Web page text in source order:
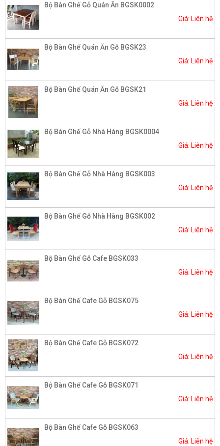
Bộ Bàn Ghế Gỗ Quán Ăn BGSK0002
Giá: Liên hệ
Bộ Bàn Ghế Quán Ăn Gỗ BGSK23
Giá: Liên hệ
Bộ Bàn Ghế Quán Ăn Gỗ BGSK21
Giá: Liên hệ
Bộ Bàn Ghế Gỗ Nhà Hàng BGSK0004​
Giá: Liên hệ
Bộ Bàn Ghế Gỗ Nhà Hàng BGSK003
Giá: Liên hệ
Bộ Bàn Ghế Gỗ Nhà Hàng BGSK002​
Giá: Liên hệ
Bộ Bàn Ghế Gỗ Cafe BGSK033
Giá: Liên hệ
Bộ Bàn Ghế Cafe Gỗ BGSK075
Giá: Liên hệ
Bộ Bàn Ghế Cafe Gỗ BGSK072
Giá: Liên hệ
Bộ Bàn Ghế Cafe Gỗ BGSK071
Giá: Liên hệ
Bộ Bàn Ghế Cafe Gỗ BGSK063
Giá: Liên hệ